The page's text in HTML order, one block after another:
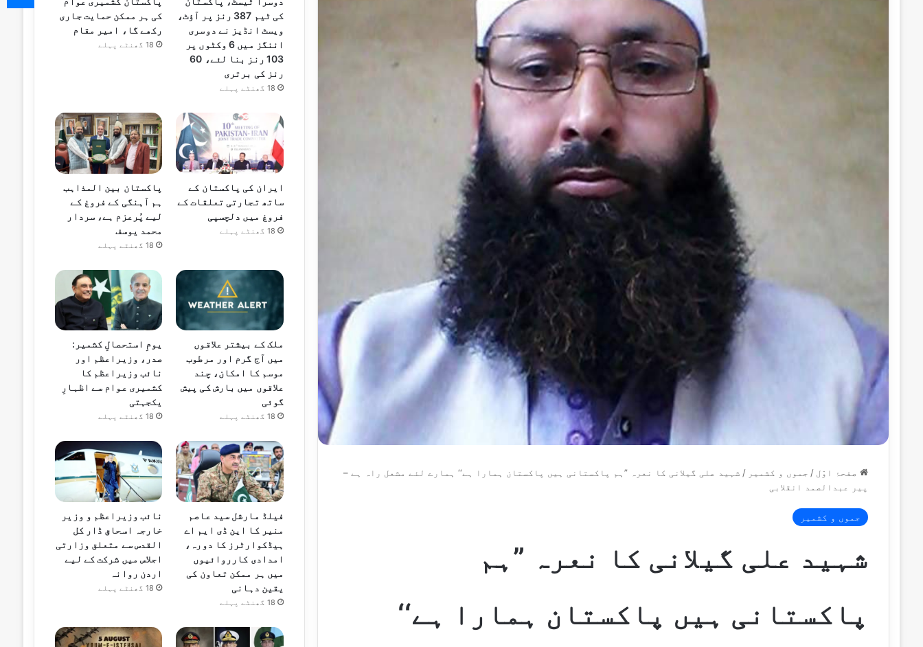
صفحۂ اوّل / جموں و کشمیر / شہید علی گیلانی کا نعرہ ”ہم پاکستانی ہیں پاکستان ہمارا ہے‘‘ ہمارے لئے مشعل راہ ہے –
پیر عبدالصمد انقلابی
جموں و کشمیر
شہید علی گیلانی کا نعرہ ”ہم
پاکستانی ہیں پاکستان ہمارا ہے‘‘
کی ٹیم 387 رنز پر آؤٹ،
ویسٹ انڈیز نے دوسری
اننگز میں 6 وکٹوں پر
103 رنز بنا لئے، 60
رنز کی برتری
18 گھنٹے پہلے
کی ہر ممکن حمایت جاری
رکھے گا، امیر مقام
18 گھنٹے پہلے
ایران کی پاکستان کے
ساتھ تجارتی تعلقات کے
فروغ میں دلچسپی
18 گھنٹے پہلے
پاکستان بین المذاہب
ہم آہنگی کے فروغ کے
لیے پُرعزم ہے، سردار
محمد یوسف
18 گھنٹے پہلے
ملک کے بیشتر علاقوں
میں آج گرم اور مرطوب
موسم کا امکان، چند
علاقوں میں بارش کی پیش
گوئی
18 گھنٹے پہلے
یومِ استحصالِ کشمیر:
صدر، وزیراعظم اور
نائب وزیراعظم کا
کشمیری عوام سے اظہارِ
یکجہتی
18 گھنٹے پہلے
فیلڈ مارشل سید عاصم
منیر کا این ڈی ایم اے
ہیڈکوارٹرز کا دورہ،
امدادی کارروائیوں
میں ہر ممکن تعاون کی
یقین دہانی
18 گھنٹے پہلے
نائب وزیراعظم و وزیر
خارجہ اسحاق ڈار کل
القدس سے متعلق وزارتی
اجلاس میں شرکت کے لیے
اردن روانہ
18 گھنٹے پہلے